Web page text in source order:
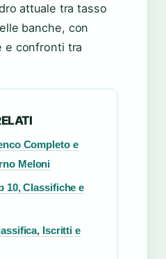
attuale tra tasso
banche, con
e confronti tra
Completo e
Meloni
10, Classifiche e
Iscritti e